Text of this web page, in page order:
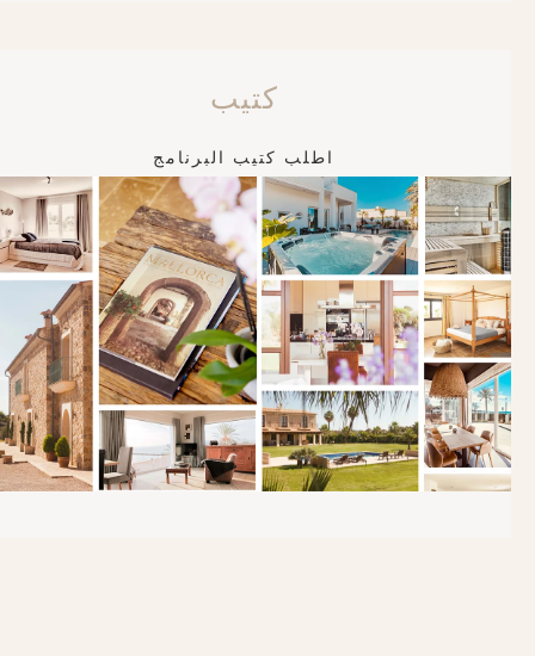
كتيب
اطلب كتيب البرنامج